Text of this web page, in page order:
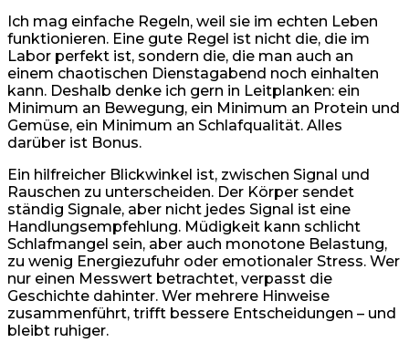
Ich mag einfache Regeln, weil sie im echten Leben
funktionieren. Eine gute Regel ist nicht die, die im
Labor perfekt ist, sondern die, die man auch an
einem chaotischen Dienstagabend noch einhalten
kann. Deshalb denke ich gern in Leitplanken: ein
Minimum an Bewegung, ein Minimum an Protein und
Gemüse, ein Minimum an Schlafqualität. Alles
darüber ist Bonus.
Ein hilfreicher Blickwinkel ist, zwischen Signal und
Rauschen zu unterscheiden. Der Körper sendet
ständig Signale, aber nicht jedes Signal ist eine
Handlungsempfehlung. Müdigkeit kann schlicht
Schlafmangel sein, aber auch monotone Belastung,
zu wenig Energiezufuhr oder emotionaler Stress. Wer
nur einen Messwert betrachtet, verpasst die
Geschichte dahinter. Wer mehrere Hinweise
zusammenführt, trifft bessere Entscheidungen – und
bleibt ruhiger.